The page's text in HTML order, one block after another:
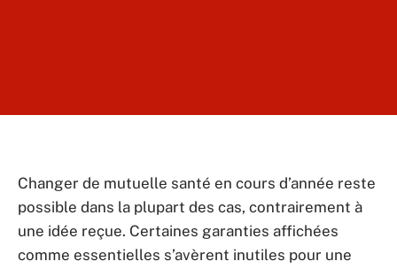
Changer de mutuelle santé en cours d’année reste
possible dans la plupart des cas, contrairement à
une idée reçue. Certaines garanties affichées
comme essentielles s’avèrent inutiles pour une